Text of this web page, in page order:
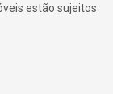
estão sujeitos